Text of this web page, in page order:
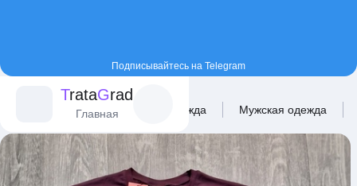
Подписывайтесь на Telegram
TrataGrad
Главная
Каталог Одежда Мужская одежда